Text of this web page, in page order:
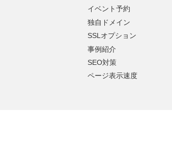
イベント予約
独自ドメイン
SSLオプション
事例紹介
SEO対策
ページ表示速度